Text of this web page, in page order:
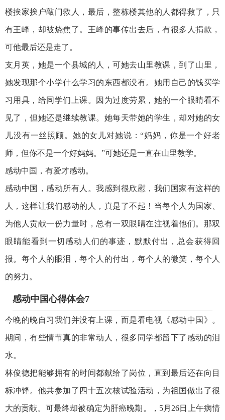
楼挨家挨户敲门救人，最后，整栋楼其他的人都得救了，只
有王峰，却被烧焦了。王峰的事传出去后，有很多人捐款，
可他最后还是走了。
支月英，她是一个县城的人，可她去山里教课，到了山里，
她发现那个小学什么学习的东西都没有。她用自己的钱买学
习用具，给同学们上课。因为过度劳累，她的一个眼睛看不
见了，但她还是继续教课。她每天带她的学生，却对她的女
儿没有一丝照顾。她的女儿对她说：“妈妈，你是一个好老
师，但你不是一个好妈妈。”可她还是一直在山里教学。
感动中国，有爱才感动。
感动中国，感动所有人。我感到很欣慰，我们国家有这样的
人，这样让我们感动的人，真是了不起！当每个人为国家、
为他人贡献一份力量时，总有一双眼睛在注视着他们。那双
眼睛能看到一切感动人们的事迹，默默付出，总会获得回
报。每个人的眼泪，每个人的付出，每个人的微笑，每个人
的努力。
感动中国心得体会7
今晚的晚自习我们并没有上课，而是看电视《感动中国》。
期间，有些情节真的非常动人，很多同学都留下了感动的泪
水。
林俊德把能够拥有的时间都献给了岗位，直到最后还在向目
标冲锋。他共参加了四十五次核试验活动，为祖国做出了很
大的贡献。可最终却被确定为肝癌晚期。，5月26日上午病情